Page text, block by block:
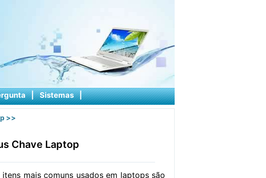
| Sistemas |
>>
Chave Laptop
itens mais comuns usados ​​em laptops são